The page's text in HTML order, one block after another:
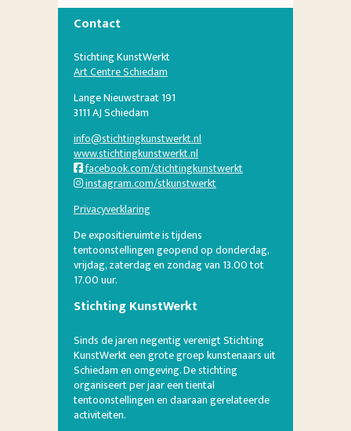
Contact
Stichting KunstWerkt
Art Centre Schiedam
Lange Nieuwstraat 191
3111 AJ Schiedam
info@stichtingkunstwerkt.nl
www.stichtingkunstwerkt.nl
facebook.com/stichtingkunstwerkt
instagram.com/stkunstwerkt
Privacyverklaring
De expositieruimte is tijdens
tentoonstellingen geopend op donderdag,
vrijdag, zaterdag en zondag van 13.00 tot
17.00 uur.
Stichting KunstWerkt
Sinds de jaren negentig verenigt Stichting
KunstWerkt een grote groep kunstenaars uit
Schiedam en omgeving. De stichting
organiseert per jaar een tiental
tentoonstellingen en daaraan gerelateerde
activiteiten.